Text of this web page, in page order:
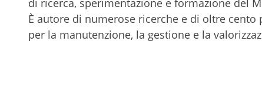
di ricerca, sperimentazione e formazione del
È autore di numerose ricerche e di oltre
per la manutenzione, la gestione e la